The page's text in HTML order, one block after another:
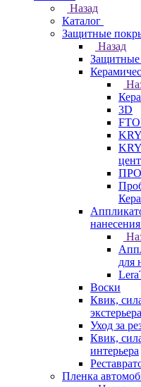
Назад
Каталог
Защитные
Назад
Защитные
3D
для
Воски
Квик,
экстерьера
Уход за
Квик,
интерьера
Пленка